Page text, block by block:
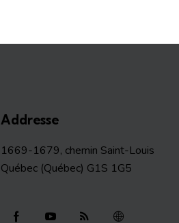
Addresse
1669-1679, chemin Saint-Louis
Québec (Québec) G1S 1G5